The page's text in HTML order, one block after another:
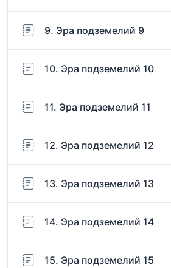
9. Эра подземелий 9
10. Эра подземелий 10
11. Эра подземелий 11
12. Эра подземелий 12
13. Эра подземелий 13
14. Эра подземелий 14
15. Эра подземелий 15